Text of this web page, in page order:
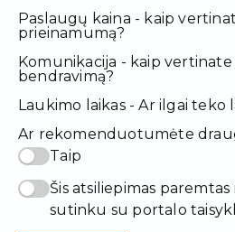
Paslaugų kaina - kaip
prieinamumą?
Komunikacija - kaip
bendravimą?
Laukimo laikas - Ar ilgai teko
Ar rekomenduotumėte
Taip
Šis atsiliepimas
sutinku su portalo